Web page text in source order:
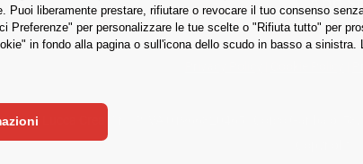
Puoi liberamente prestare, rifiutare o revocare il tuo consenso
Preferenze" per personalizzare le tue scelte o "Rifiuta tutto" per
in fondo alla pagina o sull'icona dello scudo in basso a
Lucca Crea S.r.l. P.IVA 01966320465 | Corso Garibaldi
Copyright